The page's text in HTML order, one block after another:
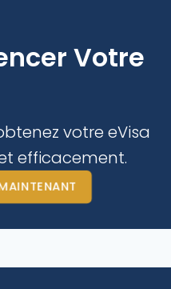
Votre
votre eVisa
efficacement.